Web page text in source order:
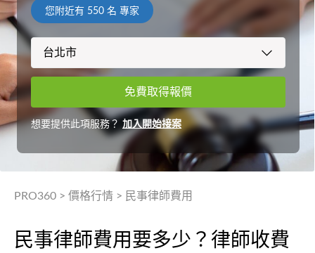
您附近有 550 名 專家
免費取得報價
想要提供此項服務？加入開始接案
PRO360 > 價格行情 > 民事律師費用
民事律師費用要多少？律師收費